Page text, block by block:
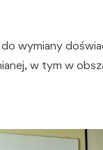
wymiany
w tym w